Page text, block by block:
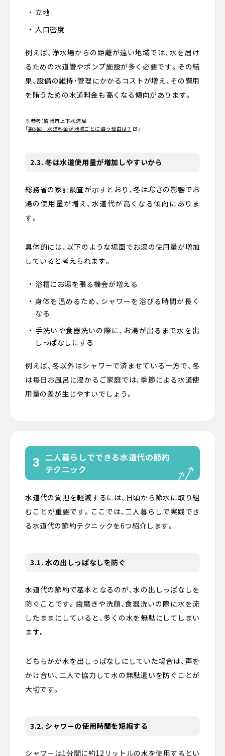
立地
人口密度
例えば、浄水場からの距離が遠い地域では、水を届け
るための水道管やポンプ施設が多く必要です。その結
果、設備の維持・管理にかかるコストが増え、その費用
を賄うための水道料金も高くなる傾向があります。
※参考：盛岡市上下水道局
「第5回 水道料金が地域ごとに違う理由は？ 」
2.3. 冬は水道使用量が増加しやすいから
総務省の家計調査が示すとおり、冬は寒さの影響でお
湯の使用量が増え、水道代が高くなる傾向にありま
す。
具体的には、以下のような場面でお湯の使用量が増加
していると考えられます。
浴槽にお湯を張る機会が増える
身体を温めるため、シャワーを浴びる時間が長く
なる
手洗いや食器洗いの際に、お湯が出るまで水を出
しっぱなしにする
例えば、冬以外はシャワーで済ませている一方で、冬
は毎日お風呂に浸かるご家庭では、季節による水道使
用量の差が生じやすいでしょう。
3 二人暮らしでできる水道代の節約
テクニック
水道代の負担を軽減するには、日頃から節水に取り組
むことが重要です。ここでは、二人暮らしで実践でき
る水道代の節約テクニックを6つ紹介します。
3.1. 水の出しっぱなしを防ぐ
水道代の節約で基本となるのが、水の出しっぱなしを
防ぐことです。歯磨きや洗顔、食器洗いの際に水を流
したままにしていると、多くの水を無駄にしてしまい
ます。
どちらかが水を出しっぱなしにしていた場合は、声を
かけ合い、二人で協力して水の無駄遣いを防ぐことが
大切です。
3.2. シャワーの使用時間を短縮する
シャワーは1分間に約12リットルの水を使用するとい